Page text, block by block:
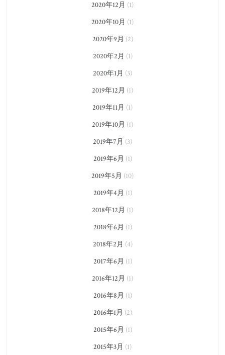
2020年12月 (1)
2020年10月 (1)
2020年9月 (2)
2020年2月 (1)
2020年1月 (3)
2019年12月 (1)
2019年11月 (1)
2019年10月 (1)
2019年7月 (3)
2019年6月 (1)
2019年5月 (10)
2019年4月 (1)
2018年12月 (1)
2018年6月 (1)
2018年2月 (4)
2017年6月 (1)
2016年12月 (1)
2016年8月 (1)
2016年1月 (2)
2015年6月 (1)
2015年3月 (1)